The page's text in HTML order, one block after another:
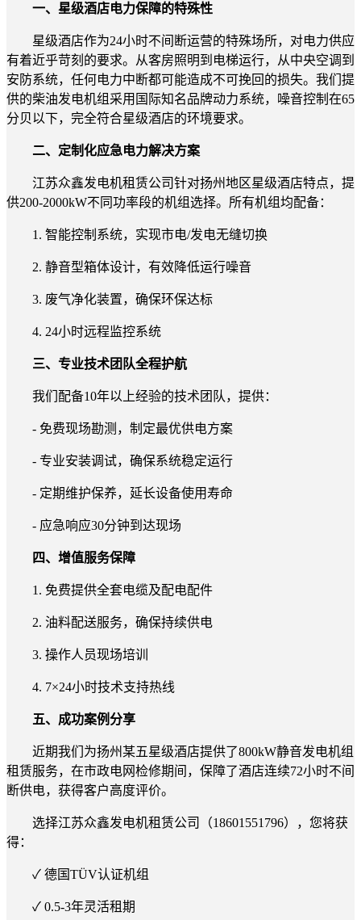
一、星级酒店电力保障的特殊性
星级酒店作为24小时不间断运营的特殊场所，对电力供应
有着近乎苛刻的要求。从客房照明到电梯运行，从中央空调到
安防系统，任何电力中断都可能造成不可挽回的损失。我们提
供的柴油发电机组采用国际知名品牌动力系统，噪音控制在65
分贝以下，完全符合星级酒店的环境要求。
二、定制化应急电力解决方案
江苏众鑫发电机租赁公司针对扬州地区星级酒店特点，提
供200-2000kW不同功率段的机组选择。所有机组均配备：
1. 智能控制系统，实现市电/发电无缝切换
2. 静音型箱体设计，有效降低运行噪音
3. 废气净化装置，确保环保达标
4. 24小时远程监控系统
三、专业技术团队全程护航
我们配备10年以上经验的技术团队，提供：
- 免费现场勘测，制定最优供电方案
- 专业安装调试，确保系统稳定运行
- 定期维护保养，延长设备使用寿命
- 应急响应30分钟到达现场
四、增值服务保障
1. 免费提供全套电缆及配电配件
2. 油料配送服务，确保持续供电
3. 操作人员现场培训
4. 7×24小时技术支持热线
五、成功案例分享
近期我们为扬州某五星级酒店提供了800kW静音发电机组
租赁服务，在市政电网检修期间，保障了酒店连续72小时不间
断供电，获得客户高度评价。
选择江苏众鑫发电机租赁公司（18601551796），您将获
得：
✓ 德国TÜV认证机组
✓ 0.5-3年灵活租期